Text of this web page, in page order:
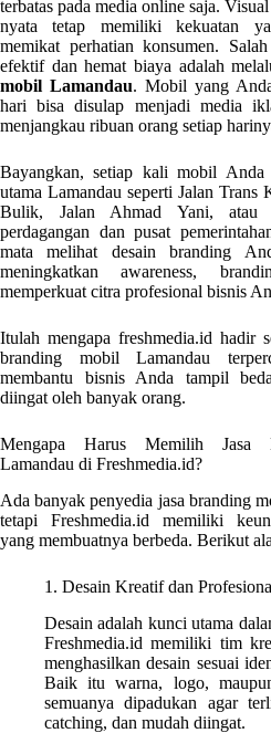
terbatas pada media online saja.
nyata tetap memiliki kekuatan
memikat perhatian konsumen.
efektif dan hemat biaya adalah
mobil Lamandau. Mobil yang
hari bisa disulap menjadi media
menjangkau ribuan orang setiap
Bayangkan, setiap kali mobil
utama Lamandau seperti Jalan Trans
Bulik, Jalan Ahmad Yani, atau
perdagangan dan pusat
mata melihat desain branding
meningkatkan awareness,
memperkuat citra profesional bisnis
Itulah mengapa freshmedia.id hadir
branding mobil Lamandau
membantu bisnis Anda tampil
diingat oleh banyak orang.
Mengapa Harus Memilih Jasa
Lamandau di Freshmedia.id?
Ada banyak penyedia jasa branding
tetapi Freshmedia.id memiliki
yang membuatnya berbeda. Berikut
1. Desain Kreatif dan
Desain adalah kunci utama
Freshmedia.id memiliki tim
menghasilkan desain sesuai
Baik itu warna, logo,
semuanya dipadukan agar
catching, dan mudah diingat.